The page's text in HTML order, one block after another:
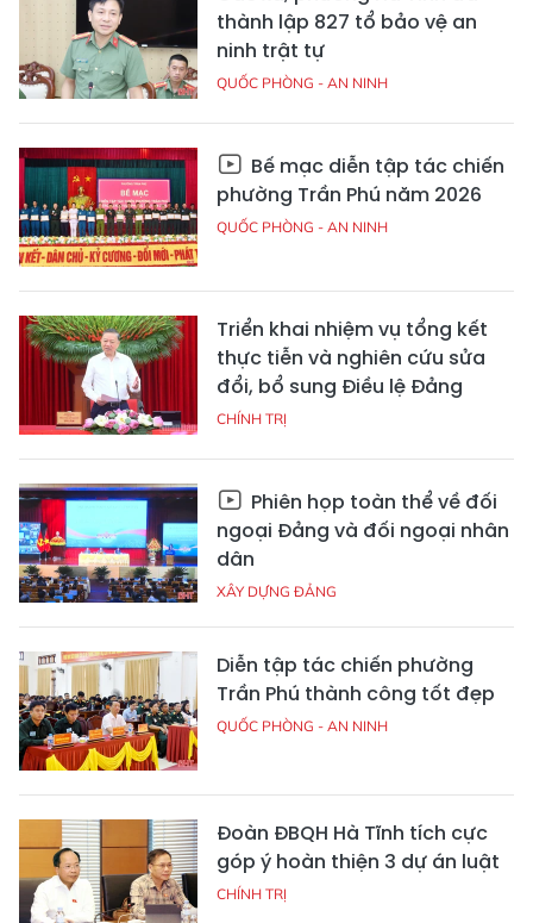
thành lập 827 tổ bảo vệ an
ninh trật tự
QUỐC PHÒNG - AN NINH
Bế mạc diễn tập tác chiến
phường Trần Phú năm 2026
QUỐC PHÒNG - AN NINH
Triển khai nhiệm vụ tổng kết
thực tiễn và nghiên cứu sửa
đổi, bổ sung Điều lệ Đảng
CHÍNH TRỊ
Phiên họp toàn thể về đối
ngoại Đảng và đối ngoại nhân
dân
XÂY DỰNG ĐẢNG
Diễn tập tác chiến phường
Trần Phú thành công tốt đẹp
QUỐC PHÒNG - AN NINH
Đoàn ĐBQH Hà Tĩnh tích cực
góp ý hoàn thiện 3 dự án luật
CHÍNH TRỊ